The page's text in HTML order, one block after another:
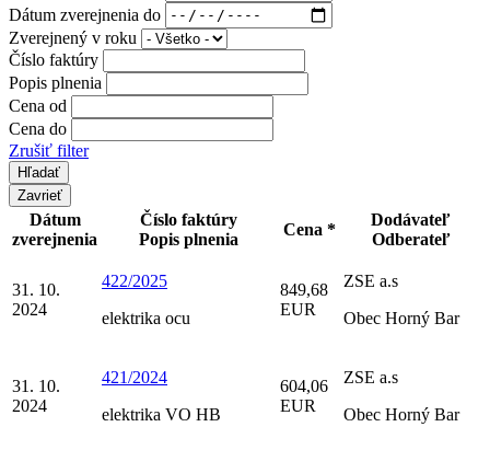
Dátum zverejnenia do
Zverejnený v roku
Číslo faktúry
Popis plnenia
Cena od
Cena do
Zrušiť filter
Zavrieť
Dátum
zverejnenia
Číslo faktúry
Popis plnenia
Cena *
Dodávateľ
Odberateľ
31. 10.
2024
422/2025
elektrika ocu
849,68
EUR
ZSE a.s
Obec Horný Bar
31. 10.
2024
421/2024
elektrika VO HB
604,06
EUR
ZSE a.s
Obec Horný Bar